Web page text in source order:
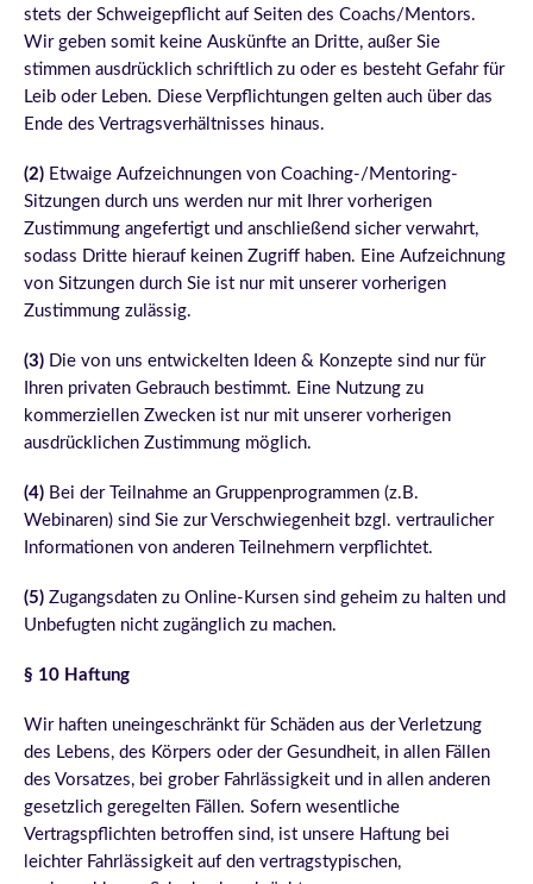
stets der Schweigepflicht auf Seiten des Coachs/Mentors.
Wir geben somit keine Auskünfte an Dritte, außer Sie
stimmen ausdrücklich schriftlich zu oder es besteht Gefahr für
Leib oder Leben. Diese Verpflichtungen gelten auch über das
Ende des Vertragsverhältnisses hinaus.
(2) Etwaige Aufzeichnungen von Coaching-/Mentoring-
Sitzungen durch uns werden nur mit Ihrer vorherigen
Zustimmung angefertigt und anschließend sicher verwahrt,
sodass Dritte hierauf keinen Zugriff haben. Eine Aufzeichnung
von Sitzungen durch Sie ist nur mit unserer vorherigen
Zustimmung zulässig.
(3) Die von uns entwickelten Ideen & Konzepte sind nur für
Ihren privaten Gebrauch bestimmt. Eine Nutzung zu
kommerziellen Zwecken ist nur mit unserer vorherigen
ausdrücklichen Zustimmung möglich.
(4) Bei der Teilnahme an Gruppenprogrammen (z.B.
Webinaren) sind Sie zur Verschwiegenheit bzgl. vertraulicher
Informationen von anderen Teilnehmern verpflichtet.
(5) Zugangsdaten zu Online-Kursen sind geheim zu halten und
Unbefugten nicht zugänglich zu machen.
§ 10 Haftung
Wir haften uneingeschränkt für Schäden aus der Verletzung
des Lebens, des Körpers oder der Gesundheit, in allen Fällen
des Vorsatzes, bei grober Fahrlässigkeit und in allen anderen
gesetzlich geregelten Fällen. Sofern wesentliche
Vertragspflichten betroffen sind, ist unsere Haftung bei
leichter Fahrlässigkeit auf den vertragstypischen,